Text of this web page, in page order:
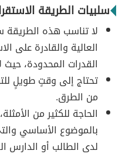
سلبيات الطريقة
لا تناسب هذه الطريقة
العالية والقادرة على
القدرات المحدودة، حيث
تحتاج إلى وقتٍ طويلٍ
من الطرق.
الحاجة للكثير من
بالموضوع الأساسي
لدى الطالب أو الدارس